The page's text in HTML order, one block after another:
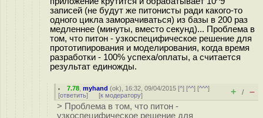
записей (не будут же питонисты ради какого-то
одного цикла заморачиваться) из базы в 200 раз
медленнее (минуты, вместо секунд)... Проблема в
том, что питон - узкоспецифическое решение для
прототипирования и моделирования, когда время
разработки - 100% успеха/оплаты, а считается
результат единожды.
7.78 ,myhand (ok), 16:32, 09/04/2015 [^] [^^] [^^^]
[ответить] [к модератору] + / –
> Проблема в том, что питон -
узкоспецифическое решение для